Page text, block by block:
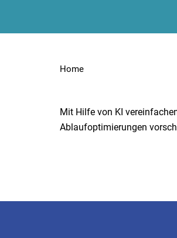
Home
Mit Hilfe von KI
Ablaufoptimierungen